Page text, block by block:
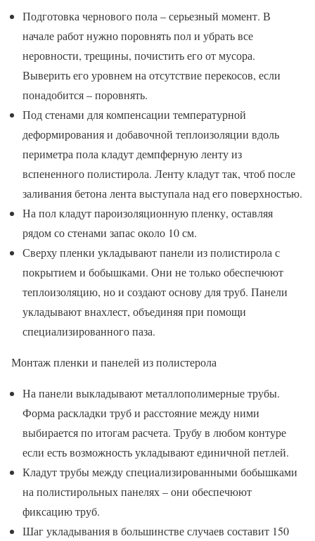
Подготовка чернового пола – серьезный момент. В
начале работ нужно поровнять пол и убрать все
неровности, трещины, почистить его от мусора.
Выверить его уровнем на отсутствие перекосов, если
понадобится – поровнять.
Под стенами для компенсации температурной
деформирования и добавочной теплоизоляции вдоль
периметра пола кладут демпферную ленту из
вспененного полистирола. Ленту кладут так, чтоб после
заливания бетона лента выступала над его поверхностью.
На пол кладут пароизоляционную пленку, оставляя
рядом со стенами запас около 10 см.
Сверху пленки укладывают панели из полистирола с
покрытием и бобышками. Они не только обеспечюют
теплоизоляцию, но и создают основу для труб. Панели
укладывают внахлест, объединяя при помощи
специализированного паза.
Монтаж пленки и панелей из полистерола
На панели выкладывают металлополимерные трубы.
Форма раскладки труб и расстояние между ними
выбирается по итогам расчета. Трубу в любом контуре
если есть возможность укладывают единичной петлей.
Кладут трубы между специализированными бобышками
на полистирольных панелях – они обеспечюют
фиксацию труб.
Шаг укладывания в большинстве случаев составит 150